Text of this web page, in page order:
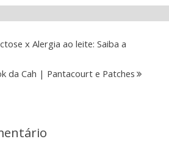
x Alergia ao leite: Saiba a
da Cah | Pantacourt e Patches